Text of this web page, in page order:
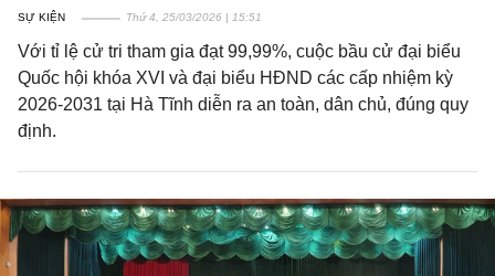
SỰ KIỆN Thứ 4, 25/03/2026 | 15:51
Với tỉ lệ cử tri tham gia đạt 99,99%, cuộc bầu cử đại biểu
Quốc hội khóa XVI và đại biểu HĐND các cấp nhiệm kỳ
2026-2031 tại Hà Tĩnh diễn ra an toàn, dân chủ, đúng quy
định.